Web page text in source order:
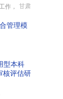
作， 甘肃
管理模
型本科
核评估研